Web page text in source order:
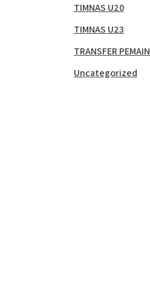
TIMNAS U20
TIMNAS U23
TRANSFER PEMAIN
Uncategorized